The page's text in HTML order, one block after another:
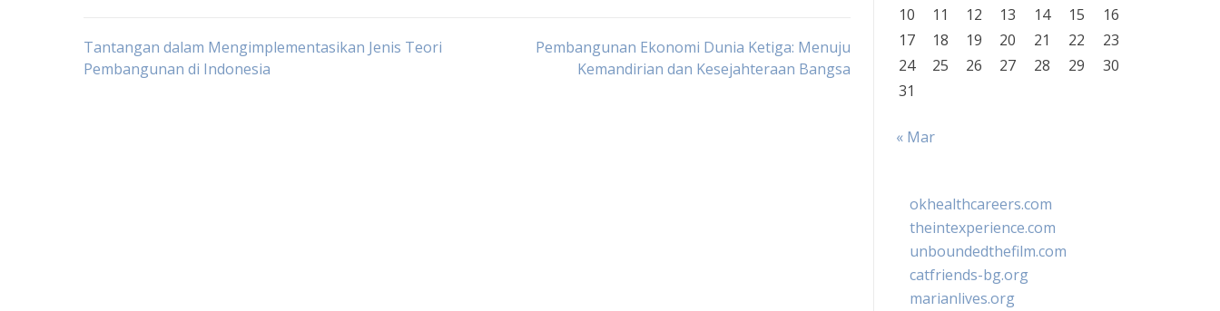
Post
Tantangan dalam Mengimplementasikan Jenis Teori
Pembangunan di Indonesia
Pembangunan Ekonomi Dunia Ketiga: Menuju
Kemandirian dan Kesejahteraan Bangsa
10
11 12 13 14 15
16
17
18 19 20 21 22
23
24
25 26 27 28 29
30
31
« Mar
okhealthcareers.com
theintexperience.com
unboundedthefilm.com
catfriends-bg.org
marianlives.org